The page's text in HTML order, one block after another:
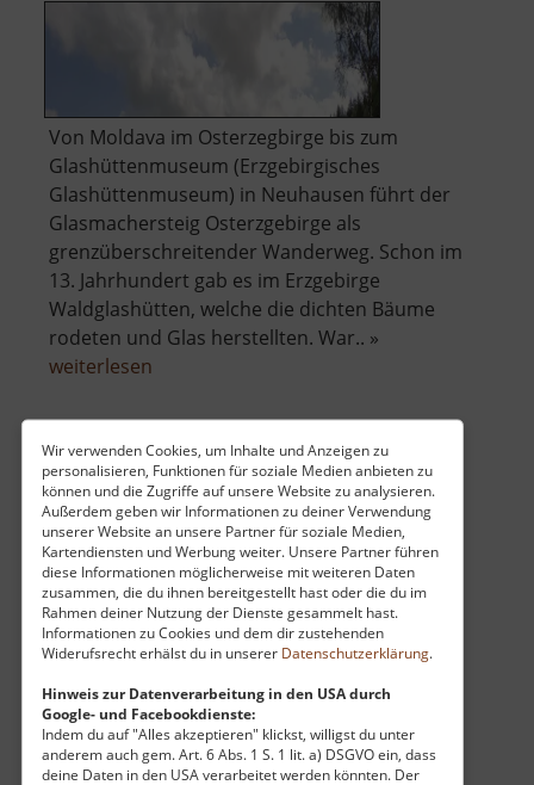
Wir verwenden Cookies, um Inhalte und Anzeigen zu
personalisieren, Funktionen für soziale Medien anbieten zu
können und die Zugriffe auf unsere Website zu analysieren.
Außerdem geben wir Informationen zu deiner Verwendung
unserer Website an unsere Partner für soziale Medien,
Kartendiensten und Werbung weiter. Unsere Partner führen
diese Informationen möglicherweise mit weiteren Daten
zusammen, die du ihnen bereitgestellt hast oder die du im
Rahmen deiner Nutzung der Dienste gesammelt hast.
Informationen zu Cookies und dem dir zustehenden
Widerufsrecht erhälst du in unserer Datenschutzerklärung.
Hinweis zur Datenverarbeitung in den USA durch
Google- und Facebookdienste:
Indem du auf "Alles akzeptieren" klickst, willigst du unter
anderem auch gem. Art. 6 Abs. 1 S. 1 lit. a) DSGVO ein, dass
deine Daten in den USA verarbeitet werden könnten. Der
Von Moldava im Osterzegbirge bis zum
Glashüttenmuseum (Erzgebirgisches
Glashüttenmuseum) in Neuhausen führt der
Glasmachersteig Osterzgebirge als
grenzüberschreitender Wanderweg. Schon im
13. Jahrhundert gab es im Erzgebirge
Waldglashütten, welche die dichten Bäume
rodeten und Glas herstellten. War.. »
weiterlesen
Osterzgebirge
Harthefelsen
Osterzgebirge
25 km vom aktuellen Standort
Von Hohenfichte aus kann man nach
Besichtigung der alten Holzbrücke noch eine
kleine Wanderung zum Harthefelsen